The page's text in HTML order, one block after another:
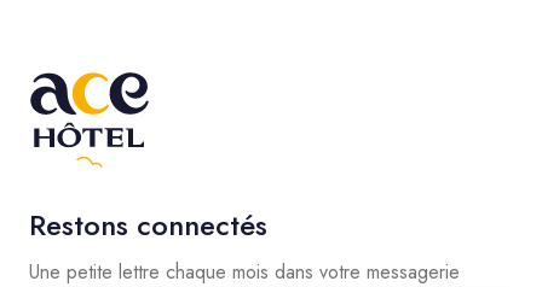
Restons connectés
Une petite lettre chaque mois dans votre messagerie